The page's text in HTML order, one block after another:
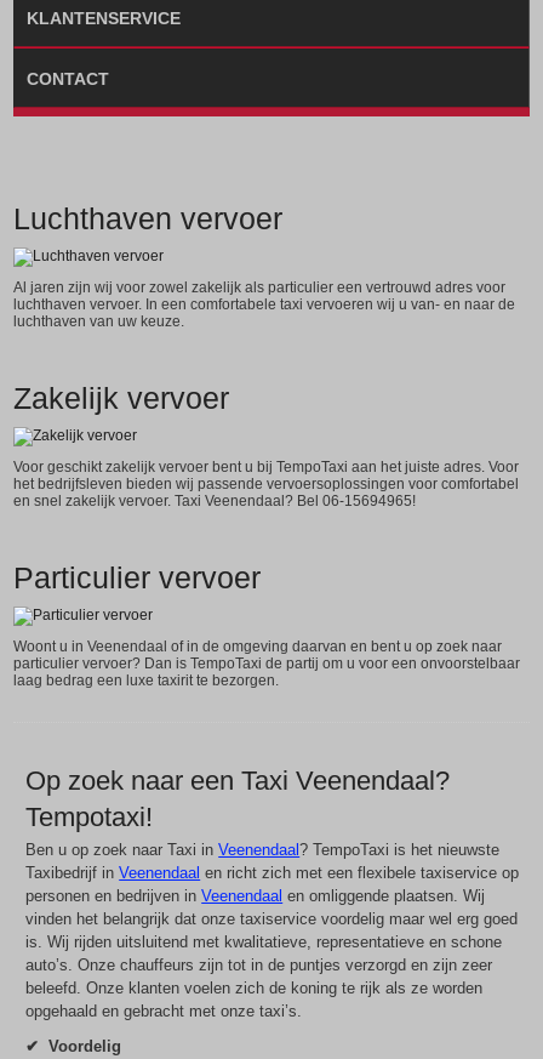
KLANTENSERVICE
CONTACT
Luchthaven vervoer
Al jaren zijn wij voor zowel zakelijk als particulier een vertrouwd adres voor
luchthaven vervoer. In een comfortabele taxi vervoeren wij u van- en naar de
luchthaven van uw keuze.
Zakelijk vervoer
Voor geschikt zakelijk vervoer bent u bij TempoTaxi aan het juiste adres. Voor
het bedrijfsleven bieden wij passende vervoersoplossingen voor comfortabel
en snel zakelijk vervoer. Taxi Veenendaal? Bel 06-15694965!
Particulier vervoer
Woont u in Veenendaal of in de omgeving daarvan en bent u op zoek naar
particulier vervoer? Dan is TempoTaxi de partij om u voor een onvoorstelbaar
laag bedrag een luxe taxirit te bezorgen.
Op zoek naar een Taxi Veenendaal?
Tempotaxi!
Ben u op zoek naar Taxi inVeenendaal? TempoTaxi is het nieuwste
Taxibedrijf inVeenendaal en richt zich met een flexibele taxiservice op
personen en bedrijven inVeenendaal en omliggende plaatsen. Wij
vinden het belangrijk dat onze taxiservice voordelig maar wel erg goed
is. Wij rijden uitsluitend met kwalitatieve, representatieve en schone
auto’s. Onze chauffeurs zijn tot in de puntjes verzorgd en zijn zeer
beleefd. Onze klanten voelen zich de koning te rijk als ze worden
opgehaald en gebracht met onze taxi’s.
✔ Voordelig